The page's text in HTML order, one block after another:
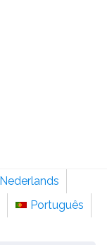
Nederlands
Português